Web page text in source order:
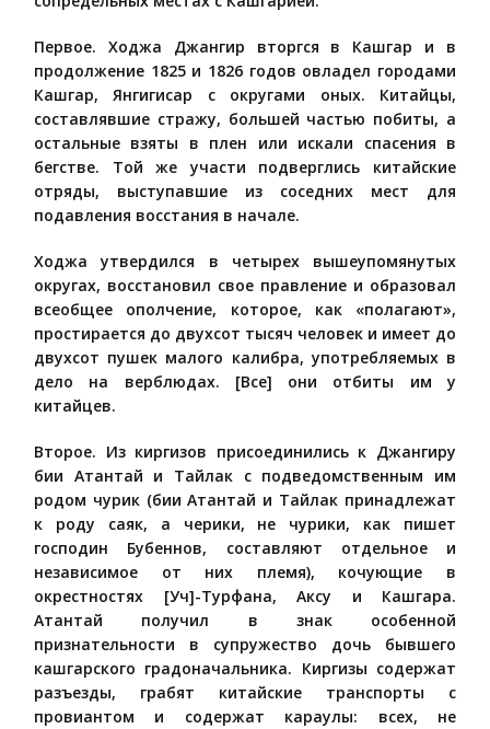
Первое. Ходжа Джангир вторгся в Кашгар и в
продолжение 1825 и 1826 годов овладел городами
Кашгар, Янгигисар с округами оных. Китайцы,
составлявшие стражу, большей частью побиты, а
остальные взяты в плен или искали спасения в
бегстве. Той же участи подверглись китайские
отряды, выступавшие из соседних мест для
подавления восстания в начале.
Ходжа утвердился в четырех вышеупомянутых
округах, восстановил свое правление и образовал
всеобщее ополчение, которое, как «полагают»,
простирается до двухсот тысяч человек и имеет до
двухсот пушек малого калибра, употребляемых в
дело на верблюдах. [Все] они отбиты им у
китайцев.
Второе. Из киргизов присоединились к Джангиру
бии Атантай и Тайлак с подведомственным им
родом чурик (бии Атантай и Тайлак принадлежат
к роду саяк, а черики, не чурики, как пишет
господин Бубеннов, составляют отдельное и
независимое от них племя), кочующие в
окрестностях [Уч]-Турфана, Аксу и Кашгара.
Атантай получил в знак особенной
признательности в супружество дочь бывшего
кашгарского градоначальника. Киргизы содержат
разъезды, грабят китайские транспорты с
провиантом и содержат караулы: всех, не